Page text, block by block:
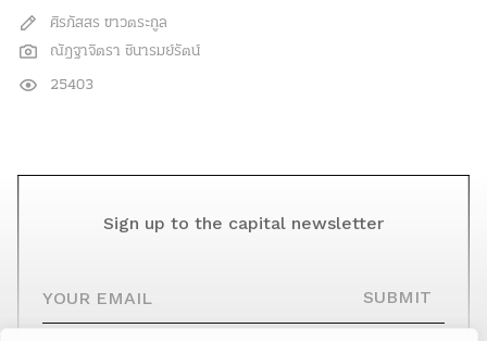
ศิรภัสสร ขาวตระกูล
ณัฎฐาจิตรา ชินารมย์รัตน์
25403
Sign up to the capital newsletter
SUBMIT